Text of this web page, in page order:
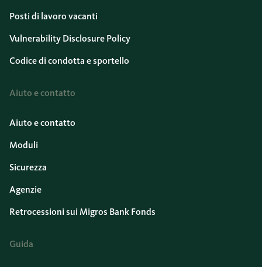
Posti di lavoro vacanti
Vulnerability Disclosure Policy
Codice di condotta e sportello
Aiuto e contatto
Aiuto e contatto
Moduli
Sicurezza
Agenzie
Retrocessioni sui Migros Bank Fonds
Guida